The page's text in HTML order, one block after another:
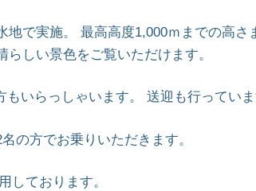
地で実施。 最高高度1,000ｍまでの高
しい景色をご覧いただけます。
いらっしゃいます。 送迎も行ってい
の方でお乗りいただきます。
しております。